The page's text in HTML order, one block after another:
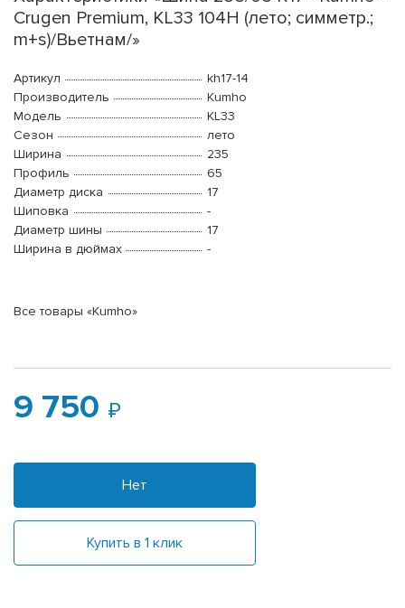
Crugen Premium, KL33 104H (лето; симметр.;
m+s)/Вьетнам/»
Артикул
kh17-14
Производитель
Kumho
Модель
KL33
Сезон
лето
Ширина
235
Профиль
65
Диаметр диска
17
Шиповка
-
Диаметр шины
17
Ширина в дюймах
-
Все товары «Kumho»
9 750
Нет
Купить в 1 клик